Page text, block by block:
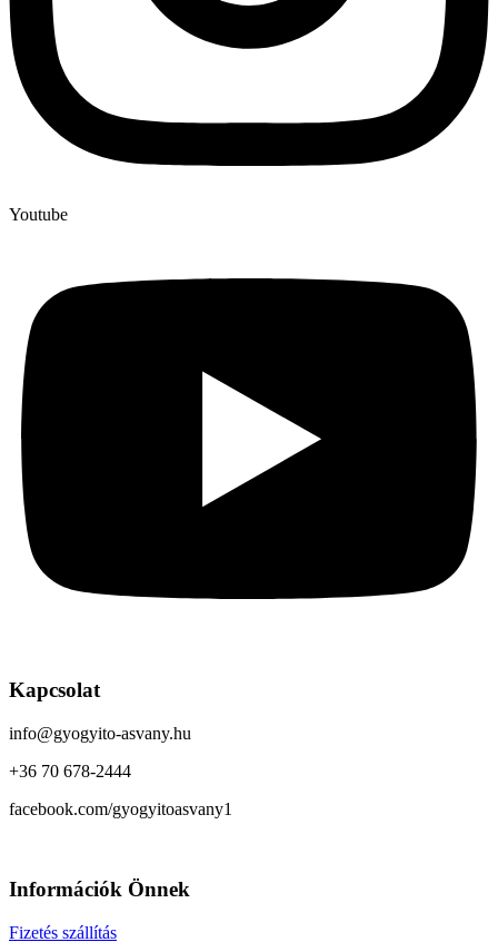
Youtube
Kapcsolat
info@gyogyito-asvany.hu
+36 70 678-2444
facebook.com/gyogyitoasvany1
Információk Önnek
Fizetés szállítás